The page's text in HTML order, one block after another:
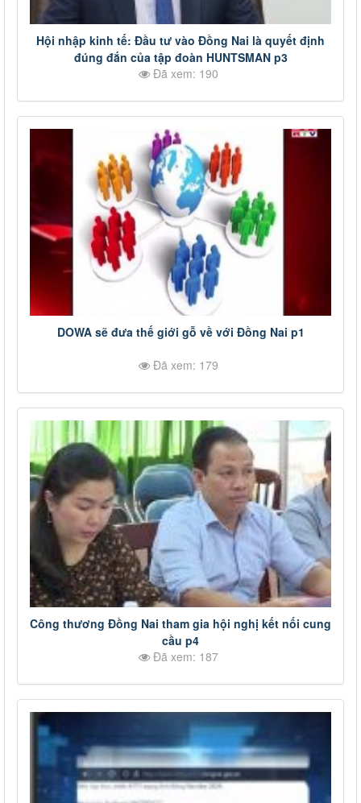
Hội nhập kinh tế: Đầu tư vào Đồng Nai là quyết định
đúng đắn của tập đoàn HUNTSMAN p3
Đã xem: 190
DOWA sẽ đưa thế giới gỗ về với Đồng Nai p1
Đã xem: 179
Công thương Đồng Nai tham gia hội nghị kết nối cung
cầu p4
Đã xem: 187